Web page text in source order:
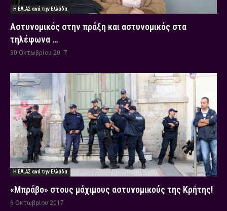
Η ΕΛ.ΑΣ ανά την Ελλάδα
Αστυνομικός στην πράξη και αστυνομικός στα
τηλέφωνα …
30 Οκτωβρίου 2017
Η ΕΛ.ΑΣ ανά την Ελλάδα
«Μπράβο» στους μάχιμους αστυνομικούς της Κρήτης!
6 Οκτωβρίου 2017